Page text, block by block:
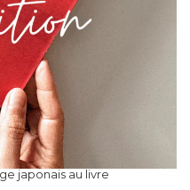
japonais au livre